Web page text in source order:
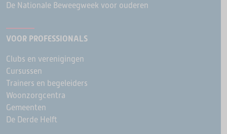
De Nationale Beweegweek voor ouderen
VOOR PROFESSIONALS
Clubs en verenigingen
Cursussen
Trainers en begeleiders
Woonzorgcentra
Gemeenten
De Derde Helft